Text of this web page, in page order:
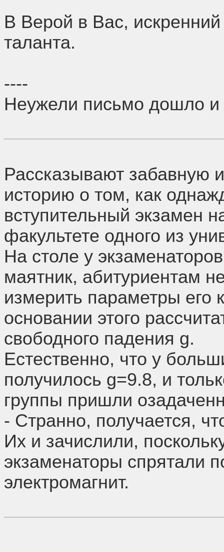
В Верой в Вас,
таланта.
----
Неужели письмо дошло и
Рассказывают забавную
историю о том, как
вступительный экзамен
факультете одного из
На столе у
маятник, абитуриентам
измерить параметры его
основании этого
свободного падения g.
Естественно, что у
получилось g=9.8, и
группы пришли
- Странно, получается,
Их и зачислили,
экзаменаторы спрятали
электромагнит.